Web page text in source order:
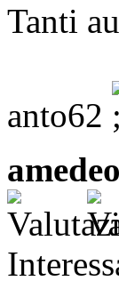
Tanti
anto62